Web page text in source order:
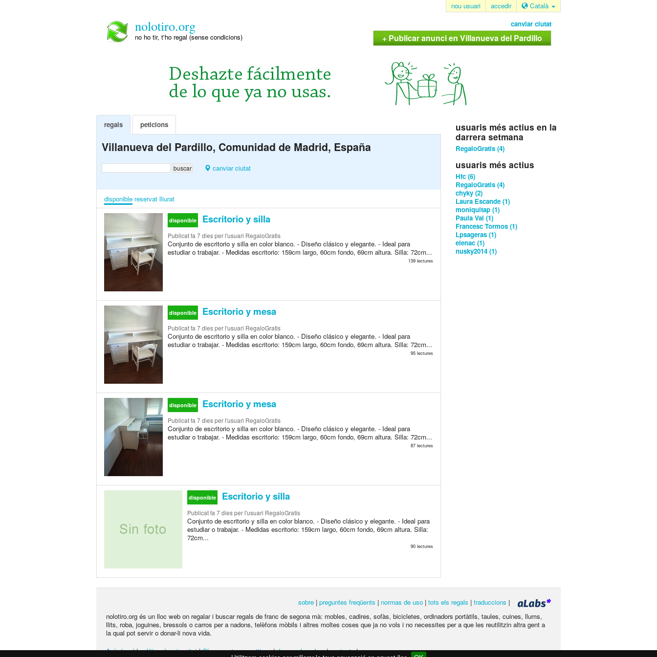
nou usuari accedir Català
nolotiro.org
no ho tir, t'ho regal (sense condicions)
canviar ciutat
+ Publicar anunci en Villanueva del Pardillo
regals peticions
Villanueva del Pardillo, Comunidad de Madrid, España
canviar ciutat
disponible reservat lliurat
disponible Escritorio y silla
Publicatfa 7 diesper l'usuari RegaloGratis
Conjunto de escritorio y silla en color blanco. - Diseño clásico y elegante. - Ideal para
estudiar o trabajar. - Medidas escritorio: 159cm largo, 60cm fondo, 69cm altura. Silla: 72cm...
139 lectures
disponible Escritorio y mesa
Publicatfa 7 diesper l'usuari RegaloGratis
Conjunto de escritorio y silla en color blanco. - Diseño clásico y elegante. - Ideal para
estudiar o trabajar. - Medidas escritorio: 159cm largo, 60cm fondo, 69cm altura. Silla: 72cm...
95 lectures
disponible Escritorio y mesa
Publicatfa 7 diesper l'usuari RegaloGratis
Conjunto de escritorio y silla en color blanco. - Diseño clásico y elegante. - Ideal para
estudiar o trabajar. - Medidas escritorio: 159cm largo, 60cm fondo, 69cm altura. Silla: 72cm...
87 lectures
disponible Escritorio y silla
Publicatfa 7 diesper l'usuari RegaloGratis
Conjunto de escritorio y silla en color blanco. - Diseño clásico y elegante. - Ideal para
estudiar o trabajar. - Medidas escritorio: 159cm largo, 60cm fondo, 69cm altura. Silla:
72cm...
90 lectures
usuaris més actius en la
darrera setmana
RegaloGratis (4)
usuaris més actius
Hfc (6)
RegaloGratis (4)
chyky (2)
Laura Escande (1)
moniquitap (1)
Paula Val (1)
Francesc Tormos (1)
Lpsageras (1)
elenac (1)
nusky2014 (1)
sobre | preguntes freqüents | normas de uso | tots els regals | traduccions |
nolotiro.org és un lloc web on regalar i buscar regals de franc de segona mà: mobles, cadires, sofàs, bicicletes, ordinadors portàtils, taules, cuines, llums,
llits, roba, joguines, bressols o carros per a nadons, telèfons mòbils i altres moltes coses que ja no vols i no necessites per a que les reutilitzin altra gent a
la qual pot servir o donar-li nova vida.
Avís legal|política de privacitat|Change privacy settings|desenvolupadors|contacte|